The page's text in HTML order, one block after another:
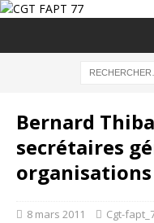
Bernard
secrétaires
organisations
8 mars 2011 Cgt-